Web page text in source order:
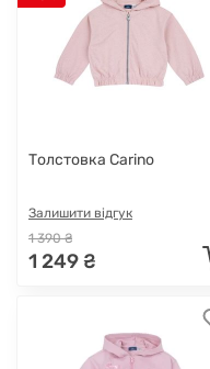
Толстовка Carino
Залишити відгук
1 390 ₴
1 249 ₴